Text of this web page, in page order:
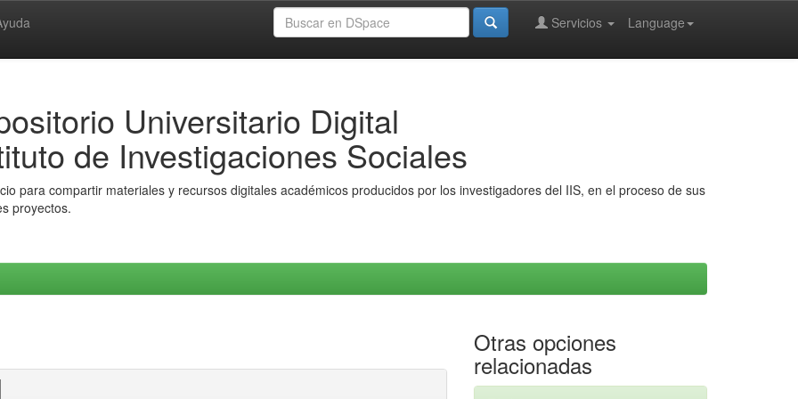
Language
Servicios
Universitario Digital
de Investigaciones Sociales
para compartir materiales y recursos digitales académicos producidos por los investigadores del IIS, en el proceso de sus
proyectos.
Otras opciones
relacionadas